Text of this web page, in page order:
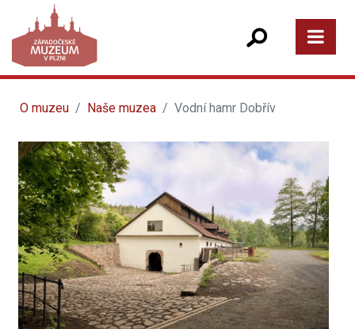
O muzeu Naše muzea Vodní hamr Dobřív